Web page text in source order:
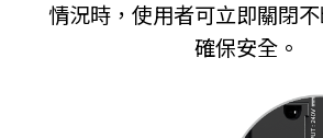
情況時，使用者可立即關閉
確保安全。